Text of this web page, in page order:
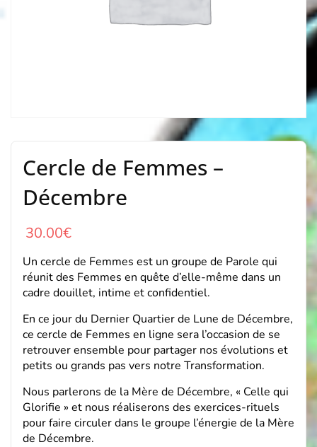
Cercle de Femmes –
Décembre
30.00€
Un cercle de Femmes est un groupe de Parole qui
réunit des Femmes en quête d’elle-même dans un
cadre douillet, intime et confidentiel.
En ce jour du Dernier Quartier de Lune de Décembre,
ce cercle de Femmes en ligne sera l’occasion de se
retrouver ensemble pour partager nos évolutions et
petits ou grands pas vers notre Transformation.
Nous parlerons de la Mère de Décembre, « Celle qui
Glorifie » et nous réaliserons des exercices-rituels
pour faire circuler dans le groupe l’énergie de la Mère
de Décembre.